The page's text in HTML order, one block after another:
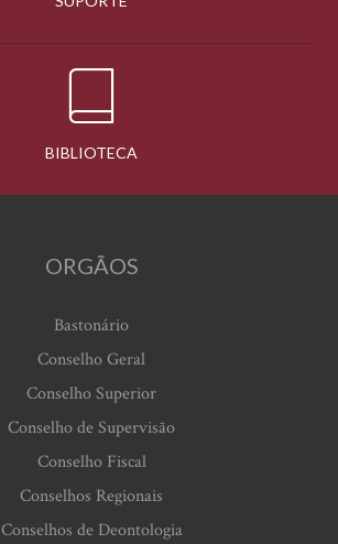
BIBLIOTECA
ORGÃOS
Bastonário
Conselho Geral
Conselho Superior
Conselho de Supervisão
Conselho Fiscal
Conselhos Regionais
Conselhos de Deontologia